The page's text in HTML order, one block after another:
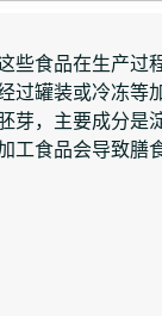
些食品在生产过
过罐装或冷冻等
芽，主要成分是
工食品会导致膳